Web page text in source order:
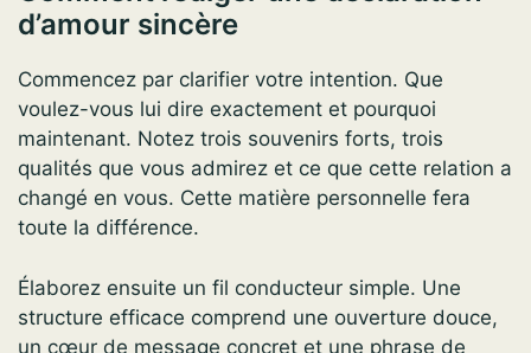
d’amour sincère
Commencez par clarifier votre intention. Que
voulez-vous lui dire exactement et pourquoi
maintenant. Notez trois souvenirs forts, trois
qualités que vous admirez et ce que cette relation a
changé en vous. Cette matière personnelle fera
toute la différence.
Élaborez ensuite un fil conducteur simple. Une
structure efficace comprend une ouverture douce,
un cœur de message concret et une phrase de